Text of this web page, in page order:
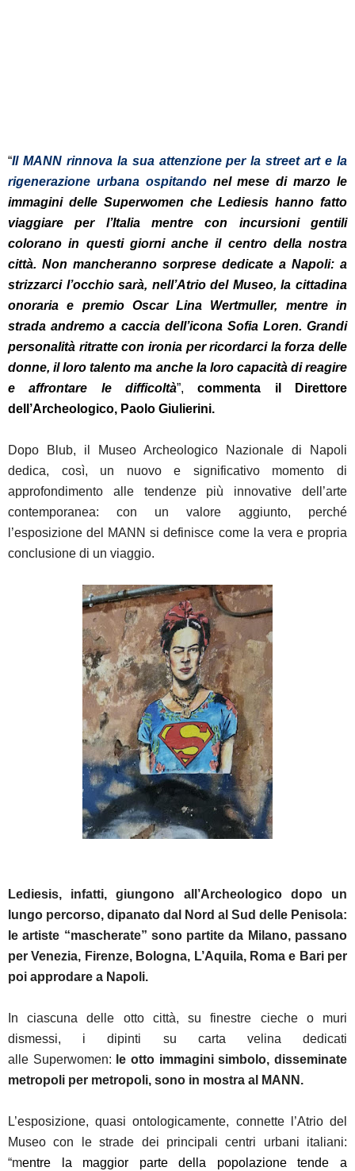
“Il MANNrinnova la sua attenzione per la street art e la
rigenerazione urbana ospitando nelmese di marzo le
immagini delle Superwomen che Lediesis hanno fatto
viaggiare per l’Italia mentre con incursioni gentili
colorano in questi giorni anche il centro della nostra
città. Non mancheranno sorprese dedicate a Napoli: a
strizzarci l’occhio sarà, nell’Atrio del Museo, la cittadina
onoraria e premio Oscar Lina Wertmuller, mentre in
strada andremo a caccia dell’icona Sofia Loren. Grandi
personalità ritratte con ironia per ricordarci la forza delle
donne, il loro talento ma anche la loro capacità di reagire
e affrontare le difficoltà”,commenta il Direttore
dell’Archeologico, Paolo Giulierini.
Dopo Blub, il Museo Archeologico Nazionale di Napoli
dedica, così, un nuovo e significativo momento di
approfondimento alle tendenze più innovative dell’arte
contemporanea: con un valore aggiunto, perché
l’esposizione del MANN si definisce come la vera e propria
conclusione di un viaggio.
Lediesis, infatti, giungono all’Archeologico dopo un
lungo percorso, dipanato dal Nord al Sud delle Penisola:
le artiste “mascherate” sono partite da Milano, passano
per Venezia, Firenze, Bologna, L’Aquila,Roma e Bari per
poi approdare a Napoli.
In ciascuna delle otto città, su finestre cieche o muri
dismessi, i dipinti su carta velina dedicati
alle Superwomen: le otto immagini simbolo, disseminate
metropoli per metropoli, sono in mostra al MANN.
L’esposizione, quasi ontologicamente, connette l’Atrio del
Museo con le strade dei principali centri urbani italiani:
“mentre la maggior parte della popolazione tende a